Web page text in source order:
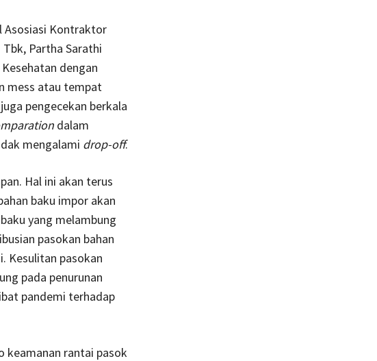
Asosiasi Kontraktor
Partha Sarathi
dengan
mess atau tempat
pengecekan berkala
dalam
mengalami drop-off.
Hal ini akan terus
baku impor akan
yang melambung
pasokan bahan
Kesulitan pasokan
pada penurunan
pandemi terhadap
keamanan rantai pasok